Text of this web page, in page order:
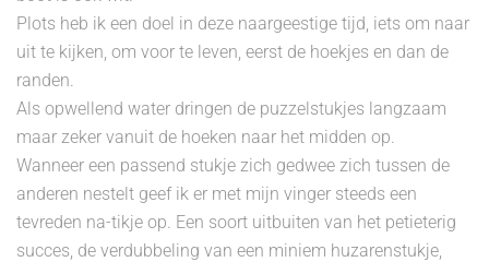
Plots heb ik een doel in deze naargeestige tijd, iets om naar
uit te kijken, om voor te leven, eerst de hoekjes en dan de
randen.
Als opwellend water dringen de puzzelstukjes langzaam
maar zeker vanuit de hoeken naar het midden op.
Wanneer een passend stukje zich gedwee zich tussen de
anderen nestelt geef ik er met mijn vinger steeds een
tevreden na-tikje op. Een soort uitbuiten van het petieterig
succes, de verdubbeling van een miniem huzarenstukje,